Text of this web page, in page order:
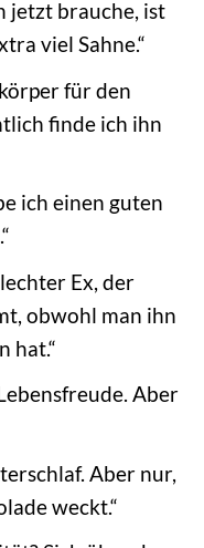
jetzt brauche, ist
viel Sahne.“
für den
finde ich ihn
ich einen guten
Ex, der
obwohl man ihn
hat.“
Aber
Aber nur,
weckt.“